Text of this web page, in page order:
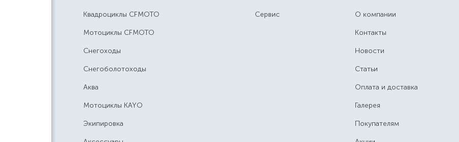
Квадроциклы CFMOTO
Мотоциклы CFMOTO
Снегоходы
Снегоболотоходы
Аква
Мотоциклы KAYO
Экипировка
Сервис О компании
Контакты
Новости
Статьи
Оплата и доставка
Галерея
Покупателям